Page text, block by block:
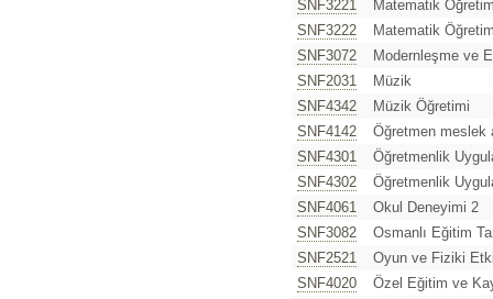
SNF3221
Matematik
SNF3222
Matematik
SNF3072
Modernleşme ve
SNF2031
Müzik
SNF4342
Müzik Öğretimi
SNF4142
Öğretmen meslek
SNF4301
Öğretmenlik
SNF4302
Öğretmenlik
SNF4061
Okul Deneyimi 2
SNF3082
Osmanlı Eğitim
SNF2521
Oyun ve Fiziki
SNF4020
Özel Eğitim ve